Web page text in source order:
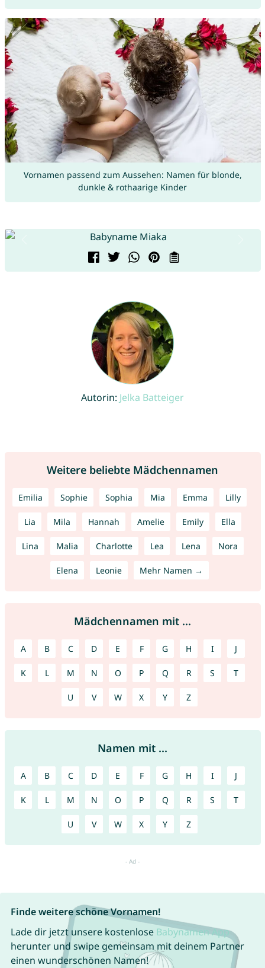
Vornamen passend zum Aussehen: Namen für blonde,
dunkle & rothaarige Kinder
Autorin: Jelka Batteiger
Weitere beliebte Mädchennamen
Emilia Sophie Sophia Mia Emma Lilly
Lia Mila Hannah Amelie Emily Ella
Lina Malia Charlotte Lea Lena Nora
Elena Leonie Mehr Namen →
Mädchennamen mit ...
A B C D E F G H I J
K L M N O P Q R S T
U V W X Y Z
Namen mit ...
A B C D E F G H I J
K L M N O P Q R S T
U V W X Y Z
Finde weitere schöne Vornamen!
Lade dir jetzt unsere kostenlose Babynamen App
herunter und swipe gemeinsam mit deinem Partner
einen wunderschönen Namen!